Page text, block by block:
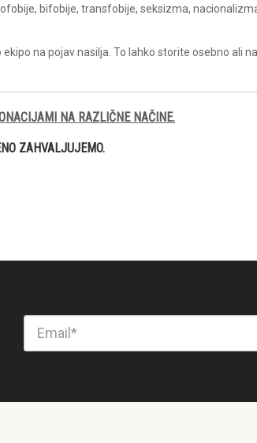
bifobije, transfobije, seksizma,
na pojav nasilja. To lahko storite osebno ali
NA RAZLIČNE NAČINE.
ZAHVALJUJEMO.